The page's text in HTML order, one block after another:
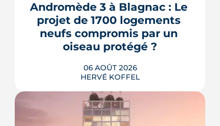
Andromède 3 à Blagnac : Le
projet de 1700 logements
neufs compromis par un
oiseau protégé ?
06 AOÛT 2026
HERVÉ KOFFEL